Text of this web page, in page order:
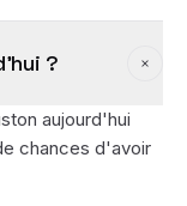
?
aujourd'hui
chances d'avoir